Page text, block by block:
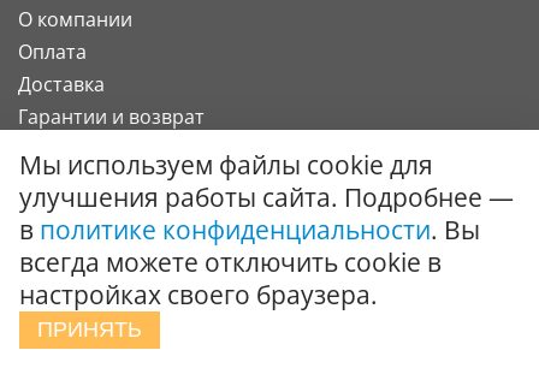
О компании
Оплата
Доставка
Гарантии и возврат
Подарочный сертификат
Сотрудничество
Поставки под заказ
Вызов специалиста
Мы используем файлы cookie для
улучшения работы сайта. Подробнее —
в политике конфиденциальности. Вы
всегда можете отключить cookie в
настройках своего браузера.
ПРИНЯТЬ